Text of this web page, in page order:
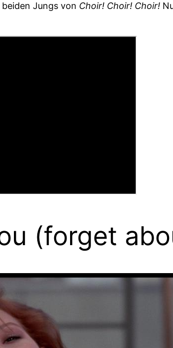
Jungs von Choir! Choir! Choir!
(forget